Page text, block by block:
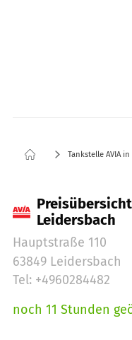
Tankstelle AVIA
Leidersbach
Hauptstraße 110
63849 Leidersbach
Tel: +4960284482
noch 11 Stunden